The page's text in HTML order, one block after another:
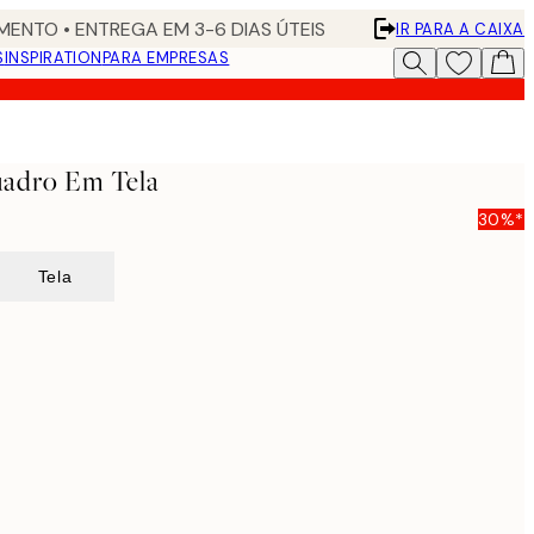
• ENTREGA EM 3-6 DIAS ÚTEIS
IR PARA A CAIXA
INSPIRATIONPARA EMPRESAS
Em Tela
30%*
Tela